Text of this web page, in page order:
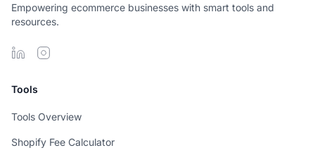
Empowering ecommerce businesses with smart tools and
resources.
Tools
Tools Overview
Shopify Fee Calculator